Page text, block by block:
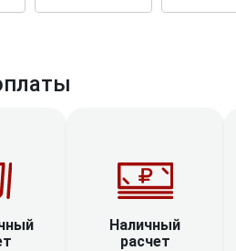
Наличный
расчет